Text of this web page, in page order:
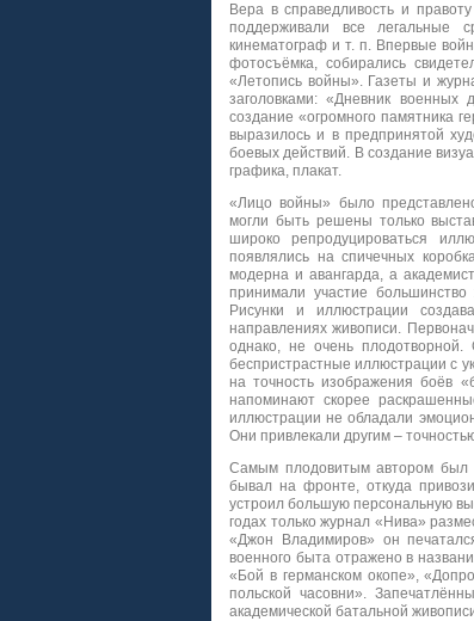
Вера в справедливость и
поддерживали все легальные
кинематограф и т. п. Впервые
фотосъёмка, собирались
«Летопись войны». Газеты и
заголовками: «Дневник
создание «огромного памятника
выразилось и в предпринятой
боевых действий. В создание
графика, плакат.
«Лицо войны» было
могли быть решены только
широко репродуцироваться
появлялись на спичечных
модерна и авангарда, а
принимали участие
Рисунки и иллюстрации
направлениях живописи.
однако, не очень плодотворной.
беспристрастные иллюстрации с
на точность изображения боёв
напоминают скорее
иллюстрации не обладали
Они привлекали другим –
Самым плодовитым автором был
бывал на фронте, откуда
устроил большую персональную
годах только журнал «Нива»
«Джон Владимиров» он
военного быта отражено в
«Бой в германском окопе»,
польской часовни».
академической батальной